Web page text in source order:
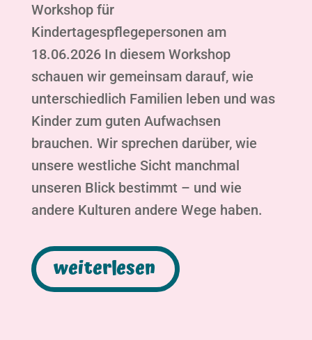
Workshop für
Kindertagespflegepersonen am
18.06.2026 In diesem Workshop
schauen wir gemeinsam darauf, wie
unterschiedlich Familien leben und was
Kinder zum guten Aufwachsen
brauchen. Wir sprechen darüber, wie
unsere westliche Sicht manchmal
unseren Blick bestimmt – und wie
andere Kulturen andere Wege haben.
weiterlesen